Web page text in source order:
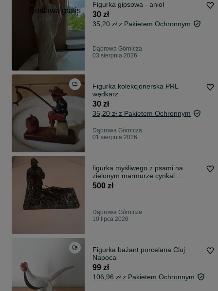
Dostawa gratis
Figurka gipsowa - anioł
30 zł
35,20 zł z Pakietem Ochronnym
Dąbrowa Górnicza
03 sierpnia 2026
Figurka kolekcjonerska PRL
wędkarz
30 zł
35,20 zł z Pakietem Ochronnym
Dąbrowa Górnicza
01 sierpnia 2026
figurka myśliwego z psami na
zielonym marmurze cynkal
brązowiony
500 zł
Dąbrowa Górnicza
10 lipca 2026
Figurka bażant porcelana Cluj
Napoca
99 zł
106,96 zł z Pakietem Ochronnym